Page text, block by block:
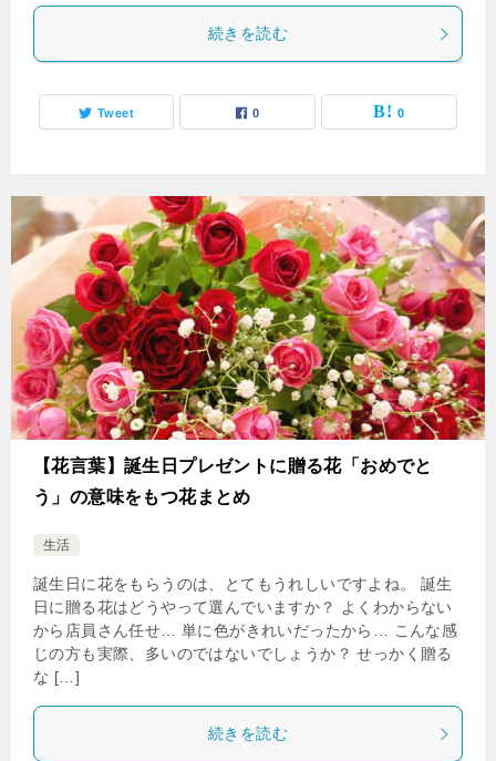
続きを読む
Tweet 0 0
【花言葉】誕生日プレゼントに贈る花「おめでと
う」の意味をもつ花まとめ
生活
誕生日に花をもらうのは、とてもうれしいですよね。 誕生
日に贈る花はどうやって選んでいますか？ よくわからない
から店員さん任せ… 単に色がきれいだったから… こんな感
じの方も実際、多いのではないでしょうか？ せっかく贈る
な […]
続きを読む